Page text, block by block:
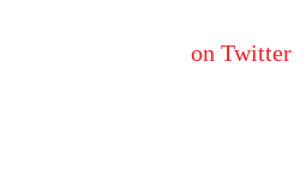
on Twitter